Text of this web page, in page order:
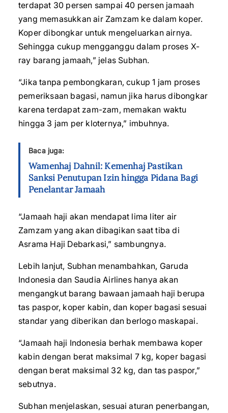
terdapat 30 persen sampai 40 persen jamaah
yang memasukkan air Zamzam ke dalam koper.
Koper dibongkar untuk mengeluarkan airnya.
Sehingga cukup mengganggu dalam proses X-
ray barang jamaah,” jelas Subhan.
“Jika tanpa pembongkaran, cukup 1 jam proses
pemeriksaan bagasi, namun jika harus dibongkar
karena terdapat zam-zam, memakan waktu
hingga 3 jam per kloternya,” imbuhnya.
Baca juga:
Wamenhaj Dahnil: Kemenhaj Pastikan
Sanksi Penutupan Izin hingga Pidana Bagi
Penelantar Jamaah
“Jamaah haji akan mendapat lima liter air
Zamzam yang akan dibagikan saat tiba di
Asrama Haji Debarkasi,” sambungnya.
Lebih lanjut, Subhan menambahkan, Garuda
Indonesia dan Saudia Airlines hanya akan
mengangkut barang bawaan jamaah haji berupa
tas paspor, koper kabin, dan koper bagasi sesuai
standar yang diberikan dan berlogo maskapai.
“Jamaah haji Indonesia berhak membawa koper
kabin dengan berat maksimal 7 kg, koper bagasi
dengan berat maksimal 32 kg, dan tas paspor,”
sebutnya.
Subhan menjelaskan, sesuai aturan penerbangan,